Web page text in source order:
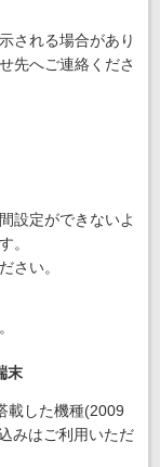
される場合があり
先へご連絡くださ
設定ができないよ
。
さい。
末
載した機種(2009
みはご利用いただ